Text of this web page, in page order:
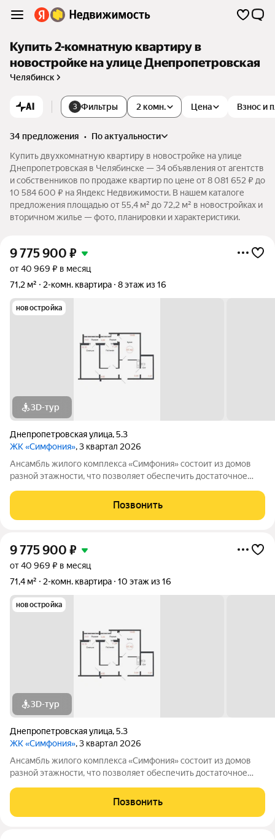
Купить 2-комнатную квартиру в
новостройке на улице Днепропетровская
Челябинск
AI 3 Фильтры Цена Взнос и
2 комн.
34 предложения •
по актуальности
Купить двухкомнатную квартиру в новостройке на улице
Днепропетровская в Челябинске — 34 объявления от агентств
и собственников по продаже квартир по цене от 8 081 652 ₽ до
10 584 600 ₽ на Яндекс Недвижимости. В нашем каталоге
предложения площадью от 55,4 м² до 72,2 м² в новостройках и
вторичном жилье — фото, планировки и характеристики.
9 775 900 ₽
от 40 969 ₽ в месяц
71,2 м²
2-комн. квартира 8 этаж из 16
новостройка
3D-тур
Днепропетровская улица,5.3
ЖК «Симфония», 3 квартал 2026
Ансамбль жилого комплекса «Симфония» состоит из домов
разной этажности, что позволяет обеспечить достаточное
времени и предлагаем квартиры с уже готовой базовой
отделкой. Заезжайте и живите! ЖК
Позвонить
9 775 900 ₽
от 40 969 ₽ в месяц
71,4 м²
2-комн. квартира 10 этаж из 16
новостройка
3D-тур
Днепропетровская улица,5.3
ЖК «Симфония», 3 квартал 2026
Ансамбль жилого комплекса «Симфония» состоит из домов
разной этажности, что позволяет обеспечить достаточное
времени и предлагаем квартиры с уже готовой базовой
отделкой. Заезжайте и живите! ЖК
Позвонить